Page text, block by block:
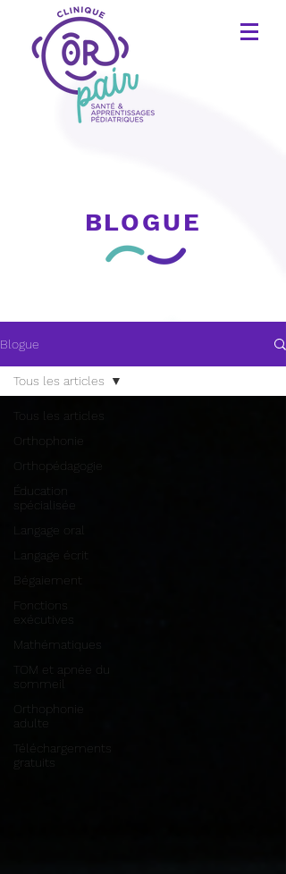
BLOGUE
Blogue
Tous les articles
Orthophonie
Orthopédagogie
Éducation
spécialisée
Langage oral
Langage écrit
Bégaiement
Fonctions
exécutives
Mathématiques
TOM et apnée du
sommeil
Orthophonie
adulte
Téléchargements
gratuits
Tous les articles